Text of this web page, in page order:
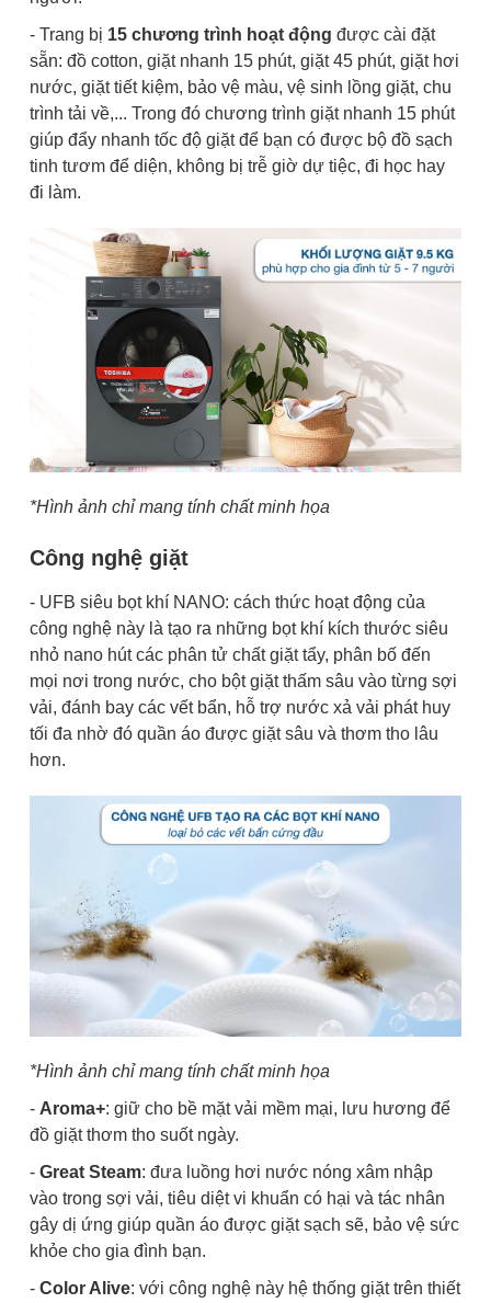
- Trang bị 15 chương trình hoạt động được cài đặt
sẵn: đồ cotton, giặt nhanh 15 phút, giặt 45 phút, giặt hơi
nước, giặt tiết kiệm, bảo vệ màu, vệ sinh lồng giặt, chu
trình tải về,... Trong đó chương trình giặt nhanh 15 phút
giúp đẩy nhanh tốc độ giặt để bạn có được bộ đồ sạch
tinh tươm để diện, không bị trễ giờ dự tiệc, đi học hay
đi làm.
*Hình ảnh chỉ mang tính chất minh họa
Công nghệ giặt
- UFB siêu bọt khí NANO: cách thức hoạt động của
công nghệ này là tạo ra những bọt khí kích thước siêu
nhỏ nano hút các phân tử chất giặt tẩy, phân bố đến
mọi nơi trong nước, cho bột giặt thấm sâu vào từng sợi
vải, đánh bay các vết bẩn, hỗ trợ nước xả vải phát huy
tối đa nhờ đó quần áo được giặt sâu và thơm tho lâu
hơn.
*Hình ảnh chỉ mang tính chất minh họa
- Aroma+: giữ cho bề mặt vải mềm mại, lưu hương để
đồ giặt thơm tho suốt ngày.
- Great Steam: đưa luồng hơi nước nóng xâm nhập
vào trong sợi vải, tiêu diệt vi khuẩn có hại và tác nhân
gây dị ứng giúp quần áo được giặt sạch sẽ, bảo vệ sức
khỏe cho gia đình bạn.
- Color Alive: với công nghệ này hệ thống giặt trên thiết